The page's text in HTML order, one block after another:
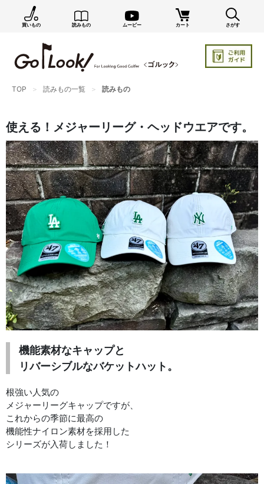
買いもの 読みもの ムービー カート さがす
TOP 読みもの一覧 読みもの
使える！メジャーリーグ・ヘッドウエアです。
機能素材なキャップと
リバーシブルなバケットハット。
根強い人気の
メジャーリーグキャップですが、
これからの季節に最高の
機能性ナイロン素材を採用した
シリーズが入荷しました！
×
GO/LOOK! からのお知らせ（受信設定）
新商品情報や編集部のオススメ、オトクな情報・買い
まだご登録でない方はぜひ！
編集部セレクトのスタイル提案・お得情報（ダイレクトメール）
カートに残っている商品のお知らせ（買い忘れ通知）
お知らせを受け取る
いつでもメール内のリンクから配信停止できます